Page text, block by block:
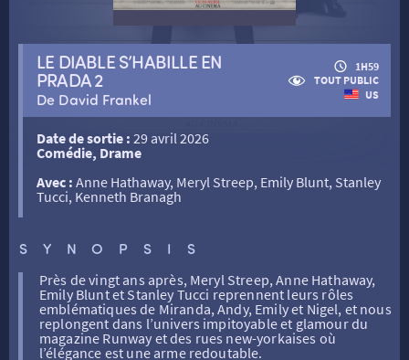
RETOUR
SÉANCES SPÉCIALES
THÉ CINÉ
RETOUR
ATELIERS PRATIQUES
RETOUR
LA SÉLECTION DES AMIS DU CINÉMA & LES FILMS
RETOUR
HISTORIQUE
RETOUR
TARIFS
NOS SALLES
LE DIABLE S’HABILLE EN
PRADA 2
De David Frankel
1H59
TOUT PUBLIC
US
Date de sortie : 29 avril 2026
Comédie, Drame
Avec : Anne Hathaway, Meryl Streep, Emily Blunt, Stanley
Tucci, Kenneth Branagh
SYNOPSIS
Près de vingt ans après, Meryl Streep, Anne Hathaway,
Emily Blunt et Stanley Tucci reprennent leurs rôles
emblématiques de Miranda, Andy, Emily et Nigel, et nous
replongent dans l’univers impitoyable et glamour du
magazine Runway et des rues new-yorkaises où
l’élégance est une arme redoutable.